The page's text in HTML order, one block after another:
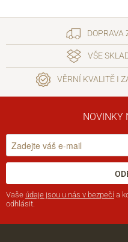
VŠE
VĚRNÍ KVALITĚ I
NOVINKY
Vaše údaje jsou u nás v bezpečí a
odhlásit.